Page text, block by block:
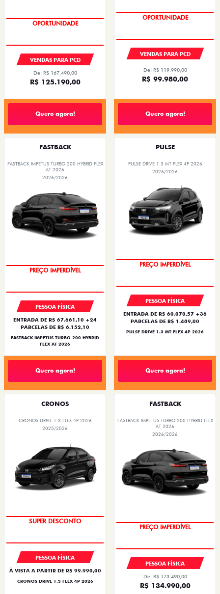
OPORTUNIDADE
VENDAS PARA PCD
De: R$ 167.490,00
R$ 125.190,00
Quero agora!
OPORTUNIDADE
VENDAS PARA PCD
De: R$ 119.990,00
R$ 99.980,00
Quero agora!
FASTBACK
FASTBACK IMPETUS TURBO 200 HYBRID FLEX
AT 2026
2026/2026
OPORTUNIDADE
PESSOA FÍSICA
ENTRADA DE R$ 67.661,10 +24
PARCELAS DE R$ 6.152,10
FASTBACK IMPETUS TURBO 200 HYBRID
FLEX AT 2026
Quero agora!
PULSE
PULSE DRIVE 1.3 MT FLEX 4P 2026
2026/2026
OPORTUNIDADE
PESSOA FÍSICA
ENTRADA DE R$ 60.070,57 +36
PARCELAS DE R$ 1.489,00
PULSE DRIVE 1.3 MT FLEX 4P 2026
Quero agora!
CRONOS
CRONOS DRIVE 1.3 FLEX 4P 2026
2025/2026
BÔNUS DE ATÉ R$ 14 MIL
PESSOA FÍSICA
À VISTA A PARTIR DE R$ 99.990,00
CRONOS DRIVE 1.3 FLEX 4P 2026
FASTBACK
FASTBACK IMPETUS TURBO 200 HYBRID FLEX
AT 2026
2026/2026
OPORTUNIDADE
PESSOA FÍSICA
De: R$ 173.490,00
R$ 134.990,00